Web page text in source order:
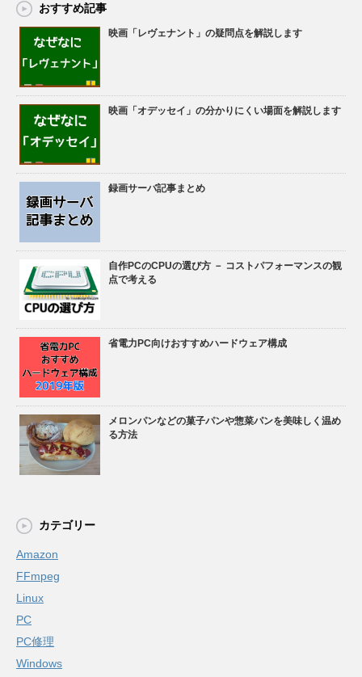
おすすめ記事
映画「レヴェナント」の疑問点を解説します
映画「オデッセイ」の分かりにくい場面を解説します
録画サーバ記事まとめ
自作PCのCPUの選び方 － コストパフォーマンスの観
点で考える
省電力PC向けおすすめハードウェア構成
メロンパンなどの菓子パンや惣菜パンを美味しく温め
る方法
カテゴリー
Amazon
FFmpeg
Linux
PC
PC修理
Windows